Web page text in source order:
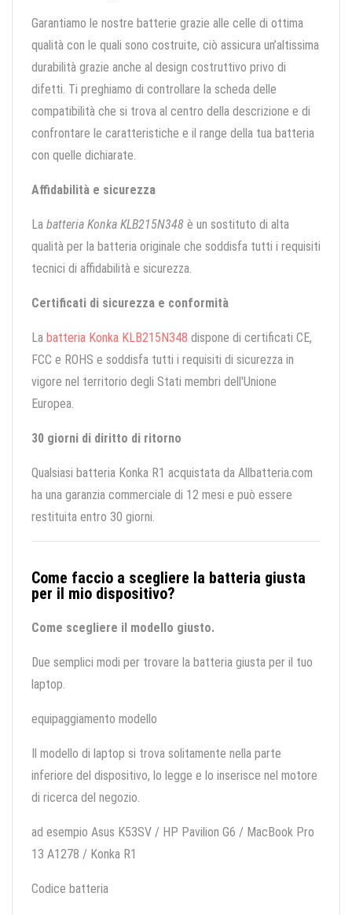
Garantiamo le nostre batterie grazie alle celle di ottima
qualità con le quali sono costruite, ciò assicura un’altissima
durabilità grazie anche al design costruttivo privo di
difetti. Ti preghiamo di controllare la scheda delle
compatibilità che si trova al centro della descrizione e di
confrontare le caratteristiche e il range della tua batteria
con quelle dichiarate.
Affidabilità e sicurezza
La batteria Konka KLB215N348 è un sostituto di alta
qualità per la batteria originale che soddisfa tutti i requisiti
tecnici di affidabilità e sicurezza.
Certificati di sicurezza e conformità
La batteria Konka KLB215N348 dispone di certificati CE,
FCC e ROHS e soddisfa tutti i requisiti di sicurezza in
vigore nel territorio degli Stati membri dell'Unione
Europea.
30 giorni di diritto di ritorno
Qualsiasi batteria Konka R1 acquistata da Allbatteria.com
ha una garanzia commerciale di 12 mesi e può essere
restituita entro 30 giorni.
Come faccio a scegliere la batteria giusta
per il mio dispositivo?
Come scegliere il modello giusto.
Due semplici modi per trovare la batteria giusta per il tuo
laptop.
equipaggiamento modello
Il modello di laptop si trova solitamente nella parte
inferiore del dispositivo, lo legge e lo inserisce nel motore
di ricerca del negozio.
ad esempio Asus K53SV / HP Pavilion G6 / MacBook Pro
13 A1278 / Konka R1
Codice batteria